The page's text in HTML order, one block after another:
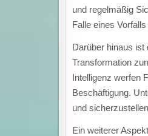
und regelmäßig
Falle eines
Darüber hinaus ist
Transformation
Intelligenz werfen
Beschäftigung.
und
Ein weiterer